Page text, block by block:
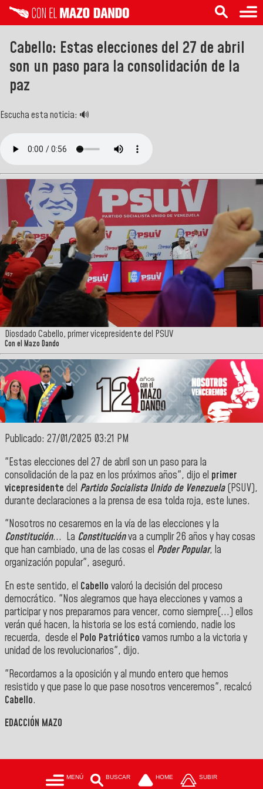
Cabello: Estas elecciones del 27 de abril
son un paso para la consolidación de la
paz
Escucha esta noticia: 🔊
Diosdado Cabello, primer vicepresidente del PSUV
Con el Mazo Dando
Publicado: 27/01/2025 03:21 PM
"Estas elecciones del 27 de abril son un paso para la
consolidación de la paz en los próximos años", dijo el primer
vicepresidente del Partido Socialista Unido de Venezuela(PSUV),
durante declaraciones a la prensa de esa tolda roja, este lunes.
"Nosotros no cesaremos en la vía de las elecciones y la
Constitución... La Constituciónva a cumplir 26 años y hay cosas
que han cambiado, una de las cosas el Poder Popular, la
organización popular", aseguró.
En este sentido, el Cabello valoró la decisión del proceso
democrático. "Nos alegramos que haya elecciones y vamos a
participar y nos preparamos para vencer, como siempre(...) ellos
verán qué hacen, la historia se los está comiendo, nadie los
recuerda, desde el Polo Patriótico vamos rumbo a la victoria y
unidad de los revolucionarios", dijo.
"Recordamos a la oposición y al mundo entero que hemos
resistido y que pase lo que pase nosotros venceremos", recalcó
Cabello.
EDACCIÓN MAZO
MENÚ BUSCAR HOME SUBIR